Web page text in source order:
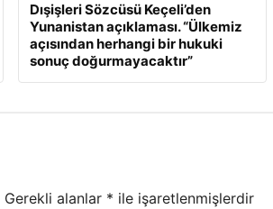
Dışişleri Sözcüsü Keçeli’den
Yunanistan açıklaması. “Ülkemiz
açısından herhangi bir hukuki
sonuç doğurmayacaktır”
Gerekli alanlar * ile işaretlenmişlerdir